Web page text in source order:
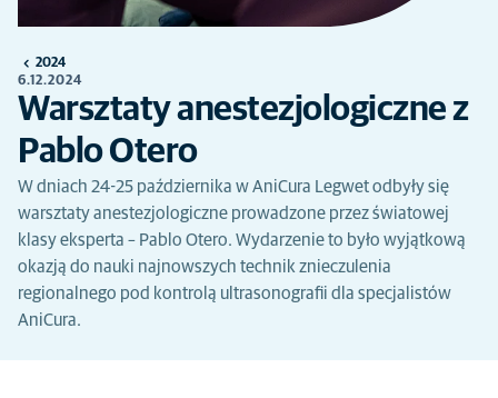
2024
6.12.2024
Warsztaty anestezjologiczne z
Pablo Otero
W dniach 24-25 października w AniCura Legwet odbyły się
warsztaty anestezjologiczne prowadzone przez światowej
klasy eksperta – Pablo Otero. Wydarzenie to było wyjątkową
okazją do nauki najnowszych technik znieczulenia
regionalnego pod kontrolą ultrasonografii dla specjalistów
AniCura.